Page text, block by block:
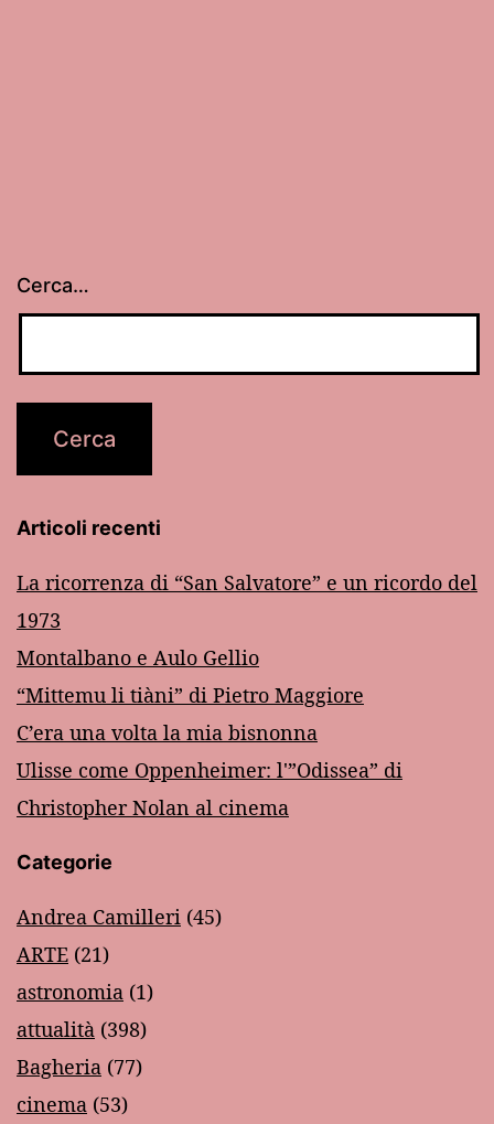
Cerca…
Articoli recenti
La ricorrenza di “San Salvatore” e un ricordo del
1973
Montalbano e Aulo Gellio
“Mittemu li tiàni” di Pietro Maggiore
C’era una volta la mia bisnonna
Ulisse come Oppenheimer: l'”Odissea” di
Christopher Nolan al cinema
Categorie
Andrea Camilleri (45)
ARTE (21)
astronomia (1)
attualità (398)
Bagheria (77)
cinema (53)